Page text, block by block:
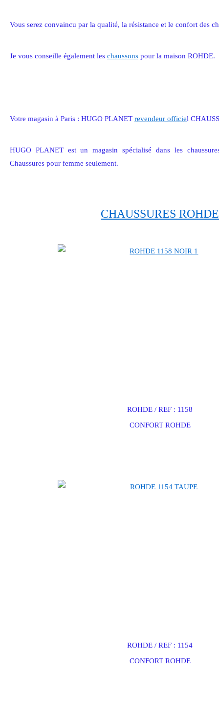
Vous serez convaincu par la qualité, la résistance et le confort des
Je vous conseille également les chaussons pour la maison ROHDE.
Votre magasin à Paris : HUGO PLANET revendeur officiel
HUGO PLANET est un magasin spécialisé dans les
Chaussures pour femme seulement.
CHAUSSURES ROHDE
ROHDE / REF : 1158
CONFORT ROHDE
ROHDE / REF : 1154
CONFORT ROHDE